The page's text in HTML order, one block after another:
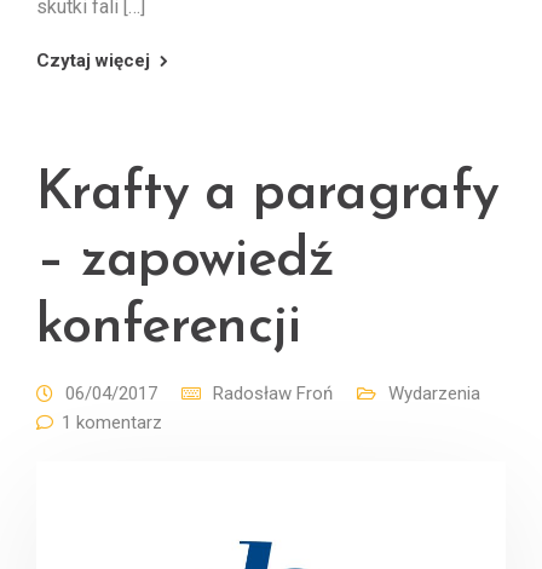
skutki fali […]
Czytaj więcej
Krafty a paragrafy
– zapowiedź
konferencji
06/04/2017 Radosław Froń
Wydarzenia
1 komentarz